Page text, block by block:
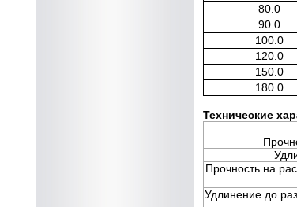
80.0
90.0
100.0
120.0
150.0
180.0
Технические
Прочность на
Удлинение до